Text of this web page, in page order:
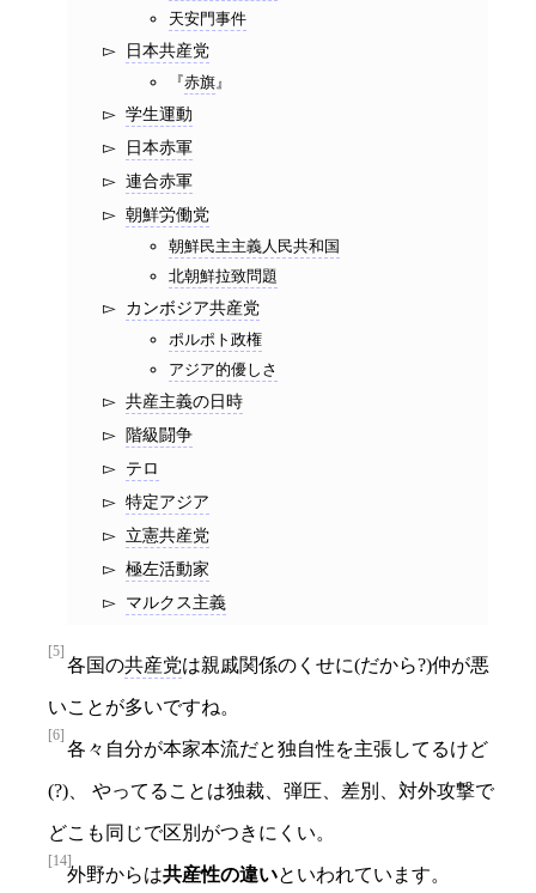
天安門事件
日本共産党
赤旗
学生運動
日本赤軍
連合赤軍
朝鮮労働党
朝鮮民主主義人民共和国
北朝鮮拉致問題
カンボジア共産党
ポルポト政権
アジア的優しさ
共産主義の日時
階級闘争
テロ
特定アジア
立憲共産党
極左活動家
マルクス主義
[5]
各国の共産党は親戚関係のくせに(だから?)仲が悪
いことが多いですね。
[6]
各々自分が本家本流だと独自性を主張してるけど
(?)、 やってることは独裁、弾圧、差別、対外攻撃で
どこも同じで区別がつきにくい。
[14]
外野からは共産性の違いといわれています。